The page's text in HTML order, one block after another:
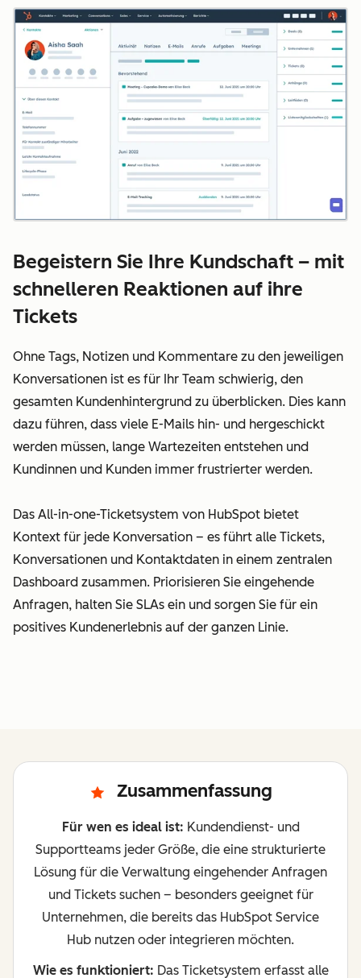
Begeistern Sie Ihre Kundschaft – mit
schnelleren Reaktionen auf ihre
Tickets
Ohne Tags, Notizen und Kommentare zu den jeweiligen
Konversationen ist es für Ihr Team schwierig, den
gesamten Kundenhintergrund zu überblicken. Dies kann
dazu führen, dass viele E-Mails hin- und hergeschickt
werden müssen, lange Wartezeiten entstehen und
Kundinnen und Kunden immer frustrierter werden.
Das All-in-one-Ticketsystem von HubSpot bietet
Kontext für jede Konversation – es führt alle Tickets,
Konversationen und Kontaktdaten in einem zentralen
Dashboard zusammen. Priorisieren Sie eingehende
Anfragen, halten Sie SLAs ein und sorgen Sie für ein
positives Kundenerlebnis auf der ganzen Linie.
Zusammenfassung
Für wen es ideal ist: Kundendienst- und
Supportteams jeder Größe, die eine strukturierte
Lösung für die Verwaltung eingehender Anfragen
und Tickets suchen – besonders geeignet für
Unternehmen, die bereits das HubSpot Service
Hub nutzen oder integrieren möchten.
Wie es funktioniert: Das Ticketsystem erfasst alle